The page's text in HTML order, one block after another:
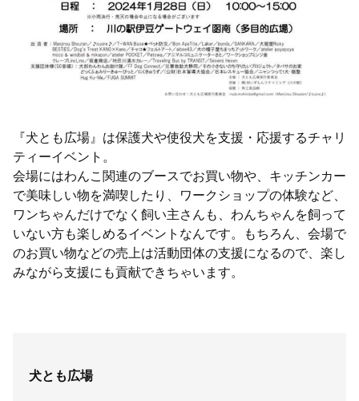
『犬とも広場』は保護犬や使役犬を支援・応援するチャリ
ティーイベント。
会場にはわんこ関連のブースでお買い物や、キッチンカー
で美味しい物を満喫したり、ワークショップの体験など、
ワンちゃんだけでなく飼い主さんも、わんちゃんを飼って
いない方も楽しめるイベントなんです。もちろん、会場で
のお買い物などの売上は活動団体の支援になるので、楽し
みながら支援にも貢献できちゃいます。
犬とも広場